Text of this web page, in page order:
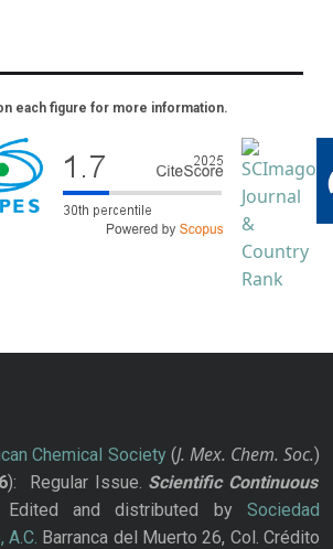
each figure for more information.
Chemical Society(J. Mex. Chem. Soc.)
): Regular Issue. Scientific Continuous
and distributed bySociedad
Barranca del Muerto 26, Col. Crédito